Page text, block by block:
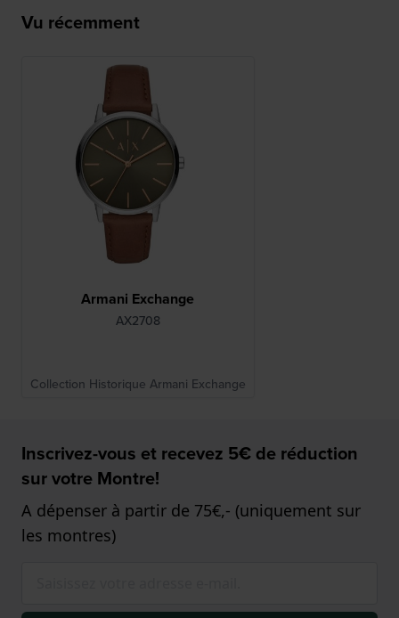
Vu récemment
Armani Exchange
AX2708
Collection Historique Armani Exchange
Inscrivez-vous et recevez 5€ de réduction
sur votre Montre!
A dépenser à partir de 75€,- (uniquement sur
les montres)